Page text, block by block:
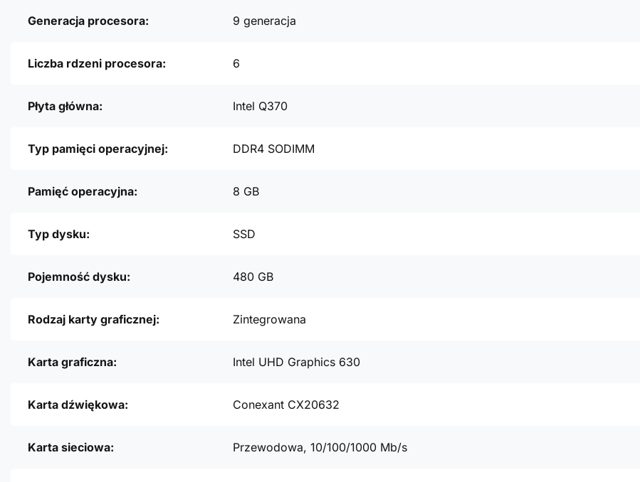
Generacja procesora: 9 generacja
Liczba rdzeni procesora: 6
Płyta główna: Intel Q370
Typ pamięci operacyjnej: DDR4 SODIMM
Pamięć operacyjna: 8 GB
Typ dysku: SSD
Pojemność dysku: 480 GB
Rodzaj karty graficznej: Zintegrowana
Karta graficzna: Intel UHD Graphics 630
Karta dźwiękowa: Conexant CX20632
Karta sieciowa: Przewodowa, 10/100/1000 Mb/s